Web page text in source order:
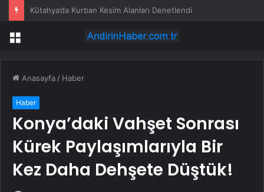
Menü
Anasayfa / Haber
Haber
Konya’daki Vahşet Sonrası
Kürek Paylaşımlarıyla Bir
Kez Daha Dehşete Düştük!